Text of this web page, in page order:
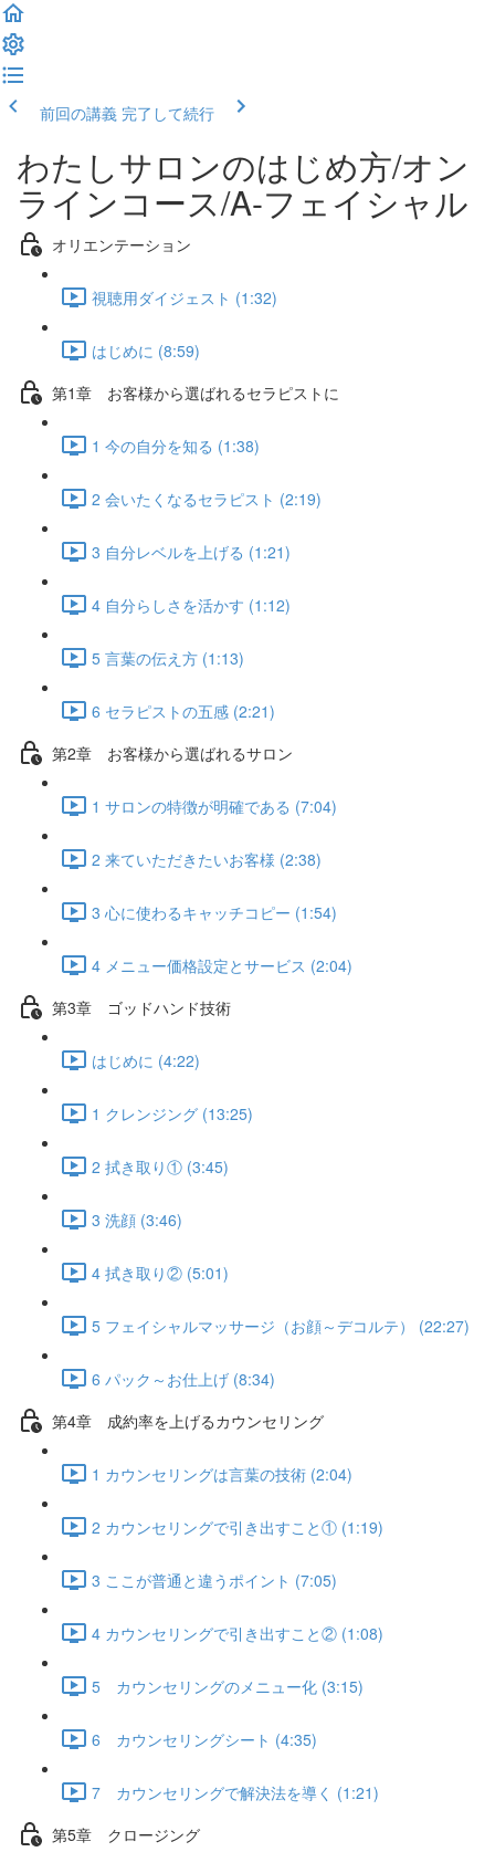
前回の講義 完了して続行
わたしサロンのはじめ方/オン
ラインコース/A-フェイシャル
オリエンテーション
視聴用ダイジェスト (1:32)
はじめに (8:59)
第1章 お客様から選ばれるセラピストに
1 今の自分を知る (1:38)
2 会いたくなるセラピスト (2:19)
3 自分レベルを上げる (1:21)
4 自分らしさを活かす (1:12)
5 言葉の伝え方 (1:13)
6 セラピストの五感 (2:21)
第2章 お客様から選ばれるサロン
1 サロンの特徴が明確である (7:04)
2 来ていただきたいお客様 (2:38)
3 心に使わるキャッチコピー (1:54)
4 メニュー価格設定とサービス (2:04)
第3章 ゴッドハンド技術
はじめに (4:22)
1 クレンジング (13:25)
2 拭き取り① (3:45)
3 洗顔 (3:46)
4 拭き取り② (5:01)
5 フェイシャルマッサージ（お顔～デコルテ） (22:27)
6 パック～お仕上げ (8:34)
第4章 成約率を上げるカウンセリング
1 カウンセリングは言葉の技術 (2:04)
2 カウンセリングで引き出すこと① (1:19)
3 ここが普通と違うポイント (7:05)
4 カウンセリングで引き出すこと② (1:08)
5 カウンセリングのメニュー化 (3:15)
6 カウンセリングシート (4:35)
7 カウンセリングで解決法を導く (1:21)
第5章 クロージング